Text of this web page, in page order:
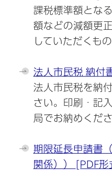
課税標準額とな
額などの減額更
していただくもの
法人市民税 納付
法人市民税を納
さい。印刷・記
局でお納めくださ
期限延長申請書
関係）） [PDF